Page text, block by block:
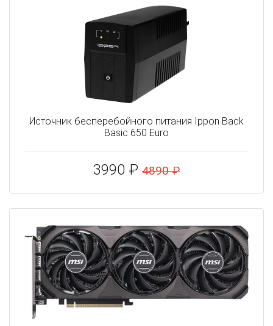
Источник бесперебойного питания Ippon Back
Basic 650 Euro
3990 ₽ 4890 ₽